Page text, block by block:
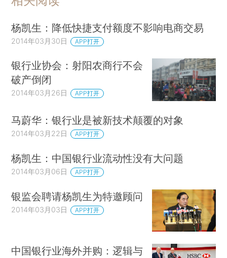
杨凯生：降低快捷支付额度不影响电商交易
2014年03月30日 APP打开
银行业协会：射阳农商行不会
破产倒闭
2014年03月26日 APP打开
马蔚华：银行业是被新技术颠覆的对象
2014年03月22日 APP打开
杨凯生：中国银行业流动性没有大问题
2014年03月06日 APP打开
银监会聘请杨凯生为特邀顾问
2014年03月03日 APP打开
中国银行业海外并购：逻辑与